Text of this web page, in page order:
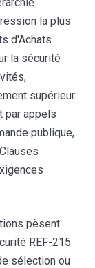
la plus
d'Achats
la sécurité
supérieur.
par appels
publique,
pèsent
REF-215
sélection ou